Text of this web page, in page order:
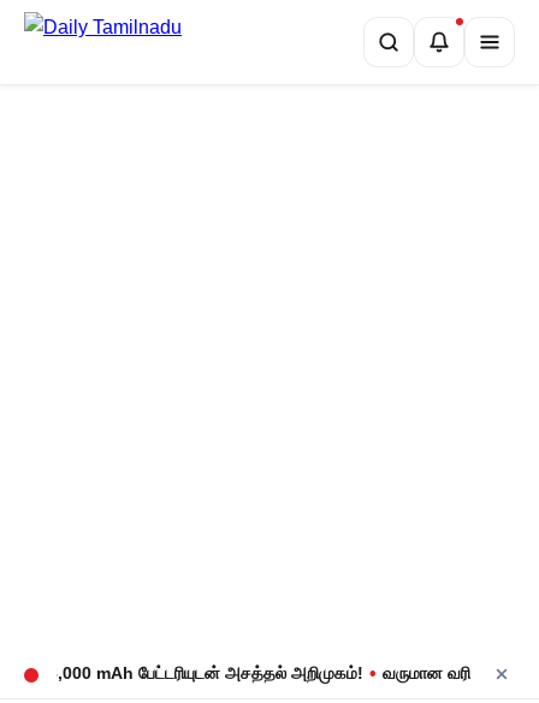
mAh பேட்டரியுடன் அசத்தல் அறிமுகம்! • வருமான வரிக் கணக்குத்